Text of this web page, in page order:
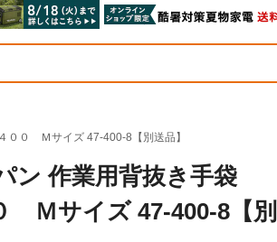
００ Ｍサイズ 47-400-8【別送品】
ン 作業用背抜き手袋
Ｍサイズ 47-400-8【別